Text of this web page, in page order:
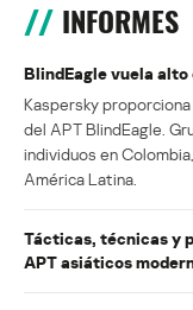
INFORMES
BlindEagle vuela alto
Kaspersky
del APT BlindEagle.
individuos en
América Latina.
Tácticas, técnicas y
APT asiáticos